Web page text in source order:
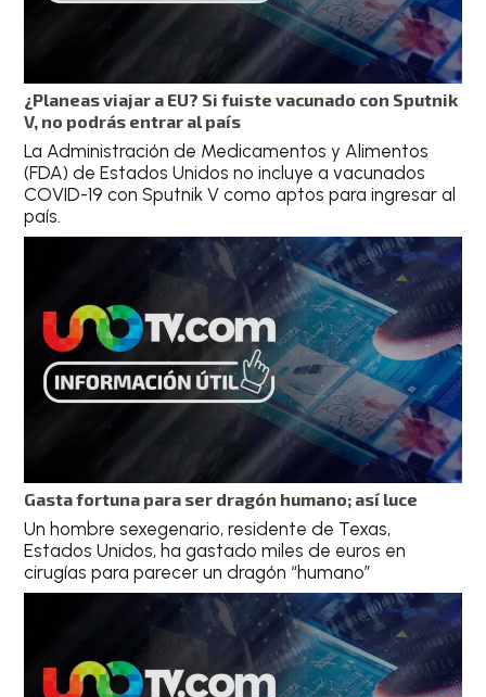
¿Planeas viajar a EU? Si fuiste vacunado con Sputnik
V, no podrás entrar al país
La Administración de Medicamentos y Alimentos
(FDA) de Estados Unidos no incluye a vacunados
COVID-19 con Sputnik V como aptos para ingresar al
país.
Gasta fortuna para ser dragón humano; así luce
Un hombre sexegenario, residente de Texas,
Estados Unidos, ha gastado miles de euros en
cirugías para parecer un dragón “humano”